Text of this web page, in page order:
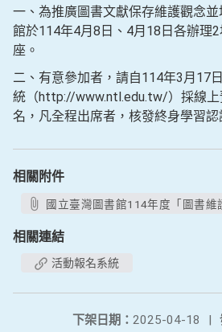
一、為推廣圖書文獻保存維護觀念
館於114年4月8日、4月18日各辦理
座。
二、有意參加者，請自114年3月17
統（http://www.ntl.edu.tw/）採線
名，凡全程出席者，核發終身學習認
相關附件
國立臺灣圖書館114年度「圖書維
相關連結
活動報名系統
下架日期： 2025-04-18
|